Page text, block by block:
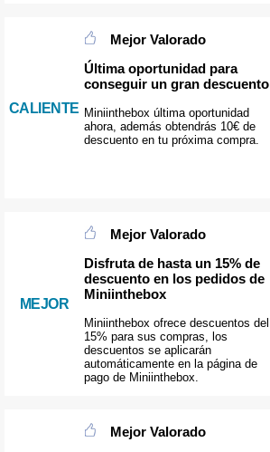
CALIENTE
Mejor Valorado
Última oportunidad para
conseguir un gran descuento
Miniinthebox última oportunidad
ahora, además obtendrás 10€ de
descuento en tu próxima compra.
MEJOR
Mejor Valorado
Disfruta de hasta un 15% de
descuento en los pedidos de
Miniinthebox
Miniinthebox ofrece descuentos del
15% para sus compras, los
descuentos se aplicarán
automáticamente en la página de
pago de Miniinthebox.
Mejor Valorado